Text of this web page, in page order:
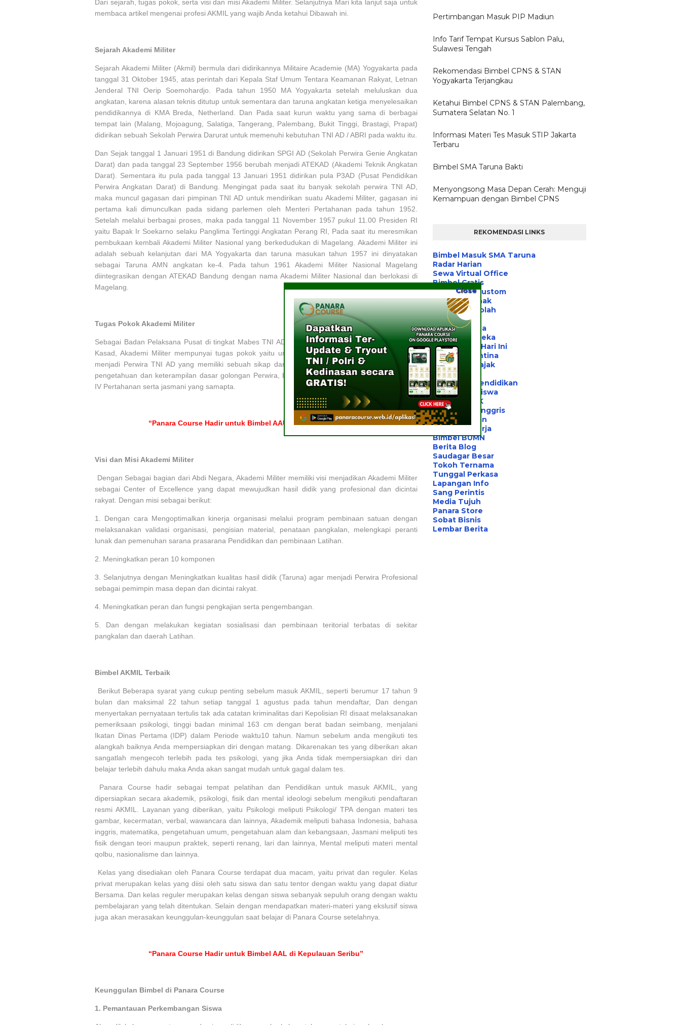
Dari sejarah, tugas pokok, serta visi dan misi Akademi Militer. Selanjutnya Mari kita lanjut saja untuk
membaca artikel mengenai profesi AKMIL yang wajib Anda ketahui Dibawah ini.
Sejarah Akademi Militer
Sejarah Akademi Militer (Akmil) bermula dari didirikannya Militaire Academie (MA) Yogyakarta pada
tanggal 31 Oktober 1945, atas perintah dari Kepala Staf Umum Tentara Keamanan Rakyat, Letnan
Jenderal TNI Oerip Soemohardjo. Pada tahun 1950 MA Yogyakarta setelah meluluskan dua
angkatan, karena alasan teknis ditutup untuk sementara dan taruna angkatan ketiga menyelesaikan
pendidikannya di KMA Breda, Netherland. Dan Pada saat kurun waktu yang sama di berbagai
tempat lain (Malang, Mojoagung, Salatiga, Tangerang, Palembang, Bukit Tinggi, Brastagi, Prapat)
didirikan sebuah Sekolah Perwira Darurat untuk memenuhi kebutuhan TNI AD / ABRI pada waktu itu.
Dan Sejak tanggal 1 Januari 1951 di Bandung didirikan SPGI AD (Sekolah Perwira Genie Angkatan
Darat) dan pada tanggal 23 September 1956 berubah menjadi ATEKAD (Akademi Teknik Angkatan
Darat). Sementara itu pula pada tanggal 13 Januari 1951 didirikan pula P3AD (Pusat Pendidikan
Perwira Angkatan Darat) di Bandung. Mengingat pada saat itu banyak sekolah perwira TNI AD,
maka muncul gagasan dari pimpinan TNI AD untuk mendirikan suatu Akademi Militer, gagasan ini
pertama kali dimunculkan pada sidang parlemen oleh Menteri Pertahanan pada tahun 1952.
Setelah melalui berbagai proses, maka pada tanggal 11 November 1957 pukul 11.00 Presiden RI
yaitu Bapak Ir Soekarno selaku Panglima Tertinggi Angkatan Perang RI, Pada saat itu meresmikan
pembukaan kembali Akademi Militer Nasional yang berkedudukan di Magelang. Akademi Militer ini
adalah sebuah kelanjutan dari MA Yogyakarta dan taruna masukan tahun 1957 ini dinyatakan
sebagai Taruna AMN angkatan ke-4. Pada tahun 1961 Akademi Militer Nasional Magelang
diintegrasikan dengan ATEKAD Bandung dengan nama Akademi Militer Nasional dan berlokasi di
Magelang.
Tugas Pokok Akademi Militer
Sebagai Badan Pelaksana Pusat di tingkat Mabes TNI AD, yang berkedudukan langsung dibawah
Kasad, Akademi Militer mempunyai tugas pokok yaitu untuk membentuk Taruna Akademi Militer
menjadi Perwira TNI AD yang memiliki sebuah sikap dan perilaku sebagai prajurit Sapta Marga,
pengetahuan dan keterampilan dasar golongan Perwira, berkualifikasi Akademik Program Diploma
IV Pertahanan serta jasmani yang samapta.
“Panara Course Hadir untuk Bimbel AAU di Kepulauan Seribu”
Visi dan Misi Akademi Militer
Dengan Sebagai bagian dari Abdi Negara, Akademi Militer memiliki visi menjadikan Akademi Militer
sebagai Center of Excellence yang dapat mewujudkan hasil didik yang profesional dan dicintai
rakyat. Dengan misi sebagai berikut:
1. Dengan cara Mengoptimalkan kinerja organisasi melalui program pembinaan satuan dengan
melaksanakan validasi organisasi, pengisian material, penataan pangkalan, melengkapi peranti
lunak dan pemenuhan sarana prasarana Pendidikan dan pembinaan Latihan.
2. Meningkatkan peran 10 komponen
3. Selanjutnya dengan Meningkatkan kualitas hasil didik (Taruna) agar menjadi Perwira Profesional
sebagai pemimpin masa depan dan dicintai rakyat.
4. Meningkatkan peran dan fungsi pengkajian serta pengembangan.
5.
Dan dengan melakukan kegiatan sosialisasi dan pembinaan teritorial terbatas di sekitar
pangkalan dan daerah Latihan.
Bimbel AKMIL Terbaik
Berikut Beberapa syarat yang cukup penting sebelum masuk AKMIL, seperti berumur 17 tahun 9
bulan dan maksimal 22 tahun setiap tanggal 1 agustus pada tahun mendaftar, Dan dengan
menyertakan pernyataan tertulis tak ada catatan kriminalitas dari Kepolisian RI disaat melaksanakan
pemeriksaan psikologi, tinggi badan minimal 163 cm dengan berat badan seimbang, menjalani
Ikatan Dinas Pertama (IDP) dalam Periode waktu10 tahun. Namun sebelum anda mengikuti tes
alangkah baiknya Anda mempersiapkan diri dengan matang. Dikarenakan tes yang diberikan akan
sangatlah mengecoh terlebih pada tes psikologi, yang jika Anda tidak mempersiapkan diri dan
belajar terlebih dahulu maka Anda akan sangat mudah untuk gagal dalam tes.
Panara Course hadir sebagai tempat pelatihan dan Pendidikan untuk masuk AKMIL, yang
dipersiapkan secara akademik, psikologi, fisik dan mental ideologi sebelum mengikuti pendaftaran
resmi AKMIL. Layanan yang diberikan, yaitu Psikologi meliputi Psikologi/ TPA dengan materi tes
gambar, kecermatan, verbal, wawancara dan lainnya, Akademik meliputi bahasa Indonesia, bahasa
inggris, matematika, pengetahuan umum, pengetahuan alam dan kebangsaan, Jasmani meliputi tes
fisik dengan teori maupun praktek, seperti renang, lari dan lainnya, Mental meliputi materi mental
qolbu, nasionalisme dan lainnya.
Kelas yang disediakan oleh Panara Course terdapat dua macam, yaitu privat dan reguler. Kelas
privat merupakan kelas yang diisi oleh satu siswa dan satu tentor dengan waktu yang dapat diatur
Bersama. Dan kelas reguler merupakan kelas dengan siswa sebanyak sepuluh orang dengan waktu
pembelajaran yang telah ditentukan. Selain dengan mendapatkan materi-materi yang ekslusif siswa
juga akan merasakan keunggulan-keunggulan saat belajar di Panara Course setelahnya.
“Panara Course Hadir untuk Bimbel AAL di Kepulauan Seribu”
Keunggulan Bimbel di Panara Course
1. Pemantauan Perkembangan Siswa
Pertimbangan Masuk PIP Madiun
Info Tarif Tempat Kursus Sablon Palu,
Sulawesi Tengah
Rekomendasi Bimbel CPNS & STAN
Yogyakarta Terjangkau
Ketahui Bimbel CPNS & STAN Palembang,
Sumatera Selatan No. 1
Informasi Materi Tes Masuk STIP Jakarta
Terbaru
Bimbel SMA Taruna Bakti
Menyongsong Masa Depan Cerah: Menguji
Kemampuan dengan Bimbel CPNS
REKOMENDASI LINKS
Bimbel Masuk SMA Taruna
Radar Harian
Sewa Virtual Office
Bimbel Gratis
Batik Tulis Custom
Pelatihan Anak
Aplikasi Sekolah
Warta Post
Media Jakarta
Komunitas Peka
Berita Jogja Hari Ini
Bimbel Karantina
Konsultan Pajak
Les Privat
Konsultan Pendidikan
Bimbel Beasiswa
Bimbel UTBK
Les Bahasa Inggris
Bimbel Unhan
Pelatihan Kerja
Bimbel BUMN
Berita Blog
Saudagar Besar
Tokoh Ternama
Tunggal Perkasa
Lapangan Info
Sang Perintis
Media Tujuh
Panara Store
Sobat Bisnis
Lembar Berita
Close